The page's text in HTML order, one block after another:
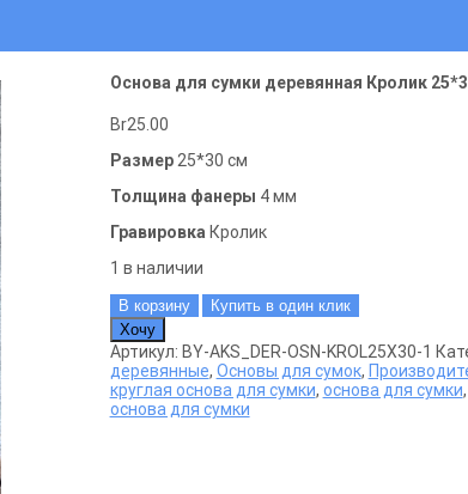
Основа для сумки деревянная Кролик
Br25.00
Размер25*30 см
Толщина фанеры 4 мм
Гравировка Кролик
1 в наличии
Количество
товара
Основа
для
сумки
деревянная
Кролик
В корзину
Купить в один клик
Хочу
Артикул: BY-AKS_DER-OSN-KROL25X30-1
деревянные, Основы для сумок,
круглая основа для сумки, основа для сумки,
основа для сумки